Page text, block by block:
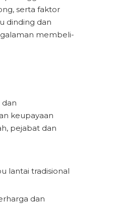
serta faktor
dinding dan
membeli-
keupayaan
pejabat dan
lantai tradisional
dan